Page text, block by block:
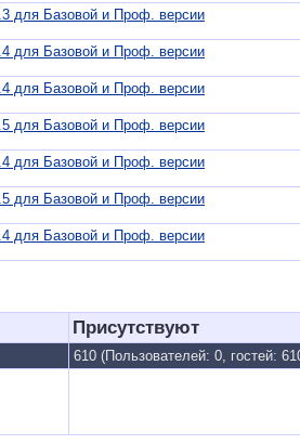
для Базовой и Проф. версии
для Базовой и Проф. версии
для Базовой и Проф. версии
для Базовой и Проф. версии
для Базовой и Проф. версии
для Базовой и Проф. версии
для Базовой и Проф. версии
Присутствуют
610 (Пользователей: 0, гостей: